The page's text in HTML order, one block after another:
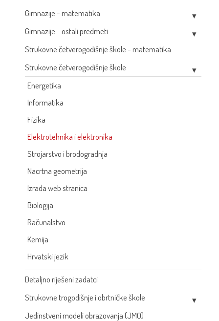
Gimnazije - matematika
Gimnazije - ostali predmeti
Strukovne četverogodišnje škole - matematika
Strukovne četverogodišnje škole
Energetika
Informatika
Fizika
Elektrotehnika i elektronika
Strojarstvo i brodogradnja
Nacrtna geometrija
Izrada web stranica
Biologija
Računalstvo
Kemija
Hrvatski jezik
Detaljno riješeni zadatci
Strukovne trogodišnje i obrtničke škole
Jedinstveni modeli obrazovanja (JMO)